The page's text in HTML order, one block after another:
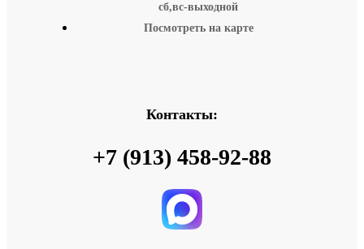
сб,вс-выходной
Посмотреть на карте
Контакты:
+7 (913) 458-92-88